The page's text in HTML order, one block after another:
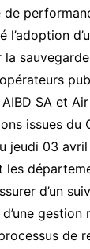
l’adoption
la
SA et
issues du
jeudi 03
les
d’un
gestion
de